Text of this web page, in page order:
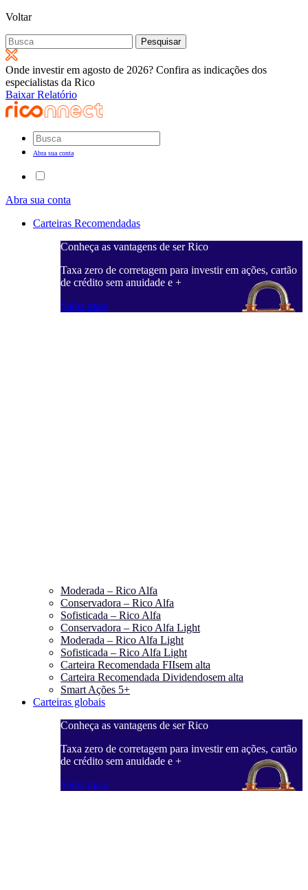
Voltar
Pesquisar
por:
Onde investir em agosto de 2026? Confira as indicações dos
especialistas da Rico
Baixar Relatório
Abra sua conta
Abra sua conta
Carteiras Recomendadas
Conheça as vantagens de ser Rico
Taxa zero de corretagem para investir em ações, cartão
de crédito sem anuidade e +
Saiba mais
Moderada – Rico Alfa
Conservadora – Rico Alfa
Sofisticada – Rico Alfa
Conservadora – Rico Alfa Light
Moderada – Rico Alfa Light
Sofisticada – Rico Alfa Light
Carteira Recomendada FIIsem alta
Carteira Recomendada Dividendosem alta
Smart Ações 5+
Carteiras globais
Conheça as vantagens de ser Rico
Taxa zero de corretagem para investir em ações, cartão
de crédito sem anuidade e +
Saiba mais